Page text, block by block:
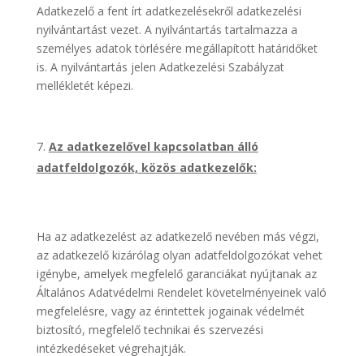
Adatkezelő a fent írt adatkezelésekről adatkezelési
nyilvántartást vezet. A nyilvántartás tartalmazza a
személyes adatok törlésére megállapított határidőket
is. A nyilvántartás jelen Adatkezelési Szabályzat
mellékletét képezi.
Az adatkezelővel kapcsolatban álló
adatfeldolgozók, közös adatkezelők:
Ha az adatkezelést az adatkezelő nevében más végzi,
az adatkezelő kizárólag olyan adatfeldolgozókat vehet
igénybe, amelyek megfelelő garanciákat nyújtanak az
Általános Adatvédelmi Rendelet követelményeinek való
megfelelésre, vagy az érintettek jogainak védelmét
biztosító, megfelelő technikai és szervezési
intézkedéseket végrehajtják.